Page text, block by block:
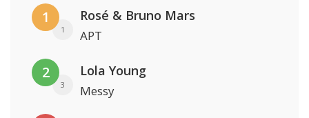
1
1
Rosé & Bruno Mars
APT
2
3
Lola Young
Messy